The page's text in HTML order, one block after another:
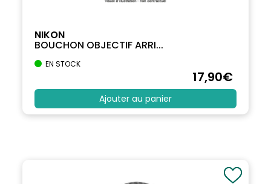
NIKON
BOUCHON OBJECTIF ARRI...
EN STOCK
17,90€
Ajouter au panier